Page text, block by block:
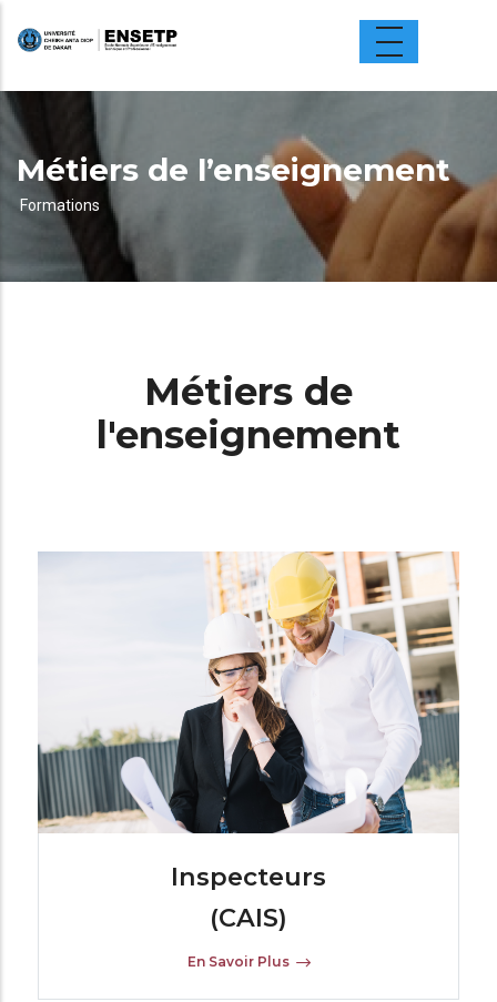
principal
Métiers de l’enseignement
d'Ariane
Formations
Métiers de
l'enseignement
Inspecteurs
(CAIS)
En Savoir Plus